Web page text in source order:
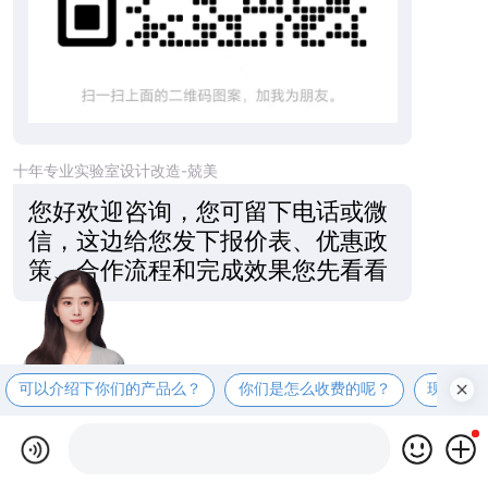
十年专业实验室设计改造-兢美
您好欢迎咨询，您可留下电话或微
信，这边给您发下报价表、优惠政
策、合作流程和完成效果您先看看
可以介绍下你们的产品么？ 你们是怎么收费的呢？ 现在有